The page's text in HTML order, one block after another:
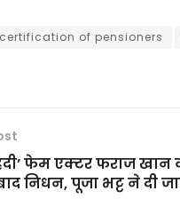
of pensioners
फेम एक्टर फराज खान
निधन, पूजा भट्ट ने दी